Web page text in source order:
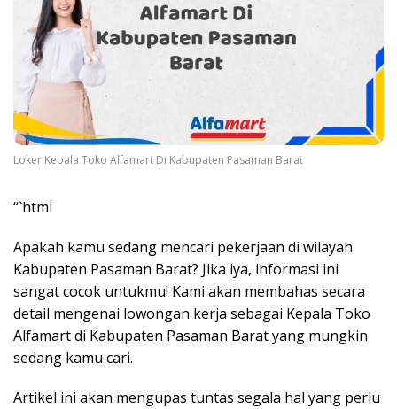
Loker Kepala Toko Alfamart Di Kabupaten Pasaman Barat
“`html
Apakah kamu sedang mencari pekerjaan di wilayah
Kabupaten Pasaman Barat? Jika iya, informasi ini
sangat cocok untukmu! Kami akan membahas secara
detail mengenai lowongan kerja sebagai Kepala Toko
Alfamart di Kabupaten Pasaman Barat yang mungkin
sedang kamu cari.
Artikel ini akan mengupas tuntas segala hal yang perlu